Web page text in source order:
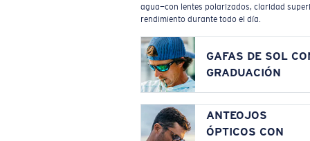
agua—con lentes polarizados, claridad
rendimiento durante todo el día.
GAFAS DE SOL
GRADUACIÓN
ANTEOJOS
ÓPTICOS CON